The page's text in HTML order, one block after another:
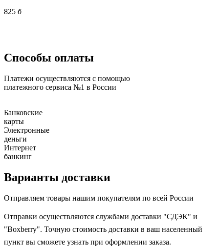
825 б
Способы оплаты
Платежи осуществляются с помощью
платежного сервиса №1 в России
Банковские
карты
Электронные
деньги
Интернет
банкинг
Варианты доставки
Отправляем товары нашим покупателям по всей России
Отправки осуществляются службами доставки "СДЭК" и
"Boxberry". Точную стоимость доставки в ваш населенный
пункт вы сможете узнать при оформлении заказа.